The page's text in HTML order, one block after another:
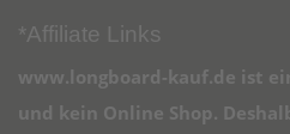
*Affiliate Links
www.longboard-kauf.de ist
und kein Online Shop.